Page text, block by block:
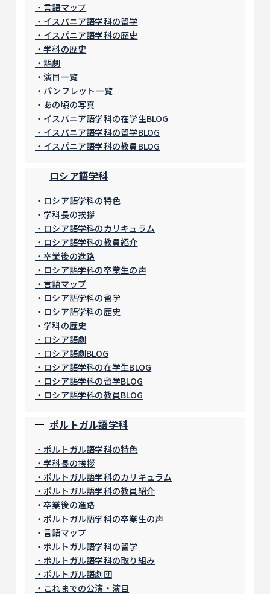
言語マップ
イスパニア語学科の留学
イスパニア語学科の歴史
学科の歴史
語劇
演目一覧
パンフレット一覧
あの頃の写真
イスパニア語学科の在学生BLOG
イスパニア語学科の留学BLOG
イスパニア語学科の教員BLOG
ロシア語学科
ロシア語学科の特色
学科長の挨拶
ロシア語学科のカリキュラム
ロシア語学科の教員紹介
卒業後の進路
ロシア語学科の卒業生の声
言語マップ
ロシア語学科の留学
ロシア語学科の歴史
学科の歴史
ロシア語劇
ロシア語劇BLOG
ロシア語学科の在学生BLOG
ロシア語学科の留学BLOG
ロシア語学科の教員BLOG
ポルトガル語学科
ポルトガル語学科の特色
学科長の挨拶
ポルトガル語学科のカリキュラム
ポルトガル語学科の教員紹介
卒業後の進路
ポルトガル語学科の卒業生の声
言語マップ
ポルトガル語学科の留学
ポルトガル語学科の取り組み
ポルトガル語劇団
これまでの公演・演目